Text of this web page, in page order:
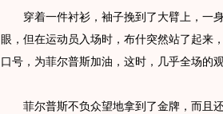
穿着一件衬衫，袖子挽到了大臂上，一身
眼，但在运动员入场时，布什突然站了起来
口号，为菲尔普斯加油，这时，几乎全场的
菲尔普斯不负众望地拿到了金牌，而且